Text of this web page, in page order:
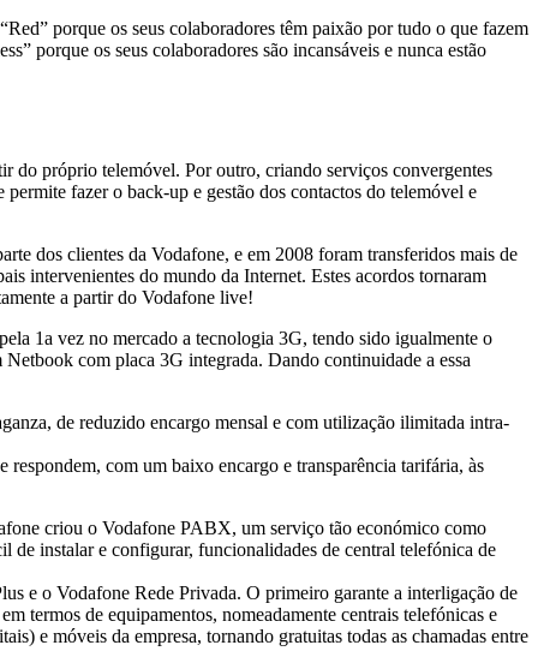
porque os seus colaboradores têm paixão por tudo o que fazem
porque os seus colaboradores são incansáveis e nunca estão
do próprio telemóvel. Por outro, criando serviços convergentes
fazer o back-up e gestão dos contactos do telemóvel e
dos clientes da Vodafone, e em 2008 foram transferidos mais de
intervenientes do mundo da Internet. Estes acordos tornaram
a partir do Vodafone live!
1a vez no mercado a tecnologia 3G, tendo sido igualmente o
com placa 3G integrada. Dando continuidade a essa
de reduzido encargo mensal e com utilização ilimitada intra-
com um baixo encargo e transparência tarifária, às
criou o Vodafone PABX, um serviço tão económico como
de instalar e configurar, funcionalidades de central telefónica de
e o Vodafone Rede Privada. O primeiro garante a interligação de
termos de equipamentos, nomeadamente centrais telefónicas e
e móveis da empresa, tornando gratuitas todas as chamadas entre